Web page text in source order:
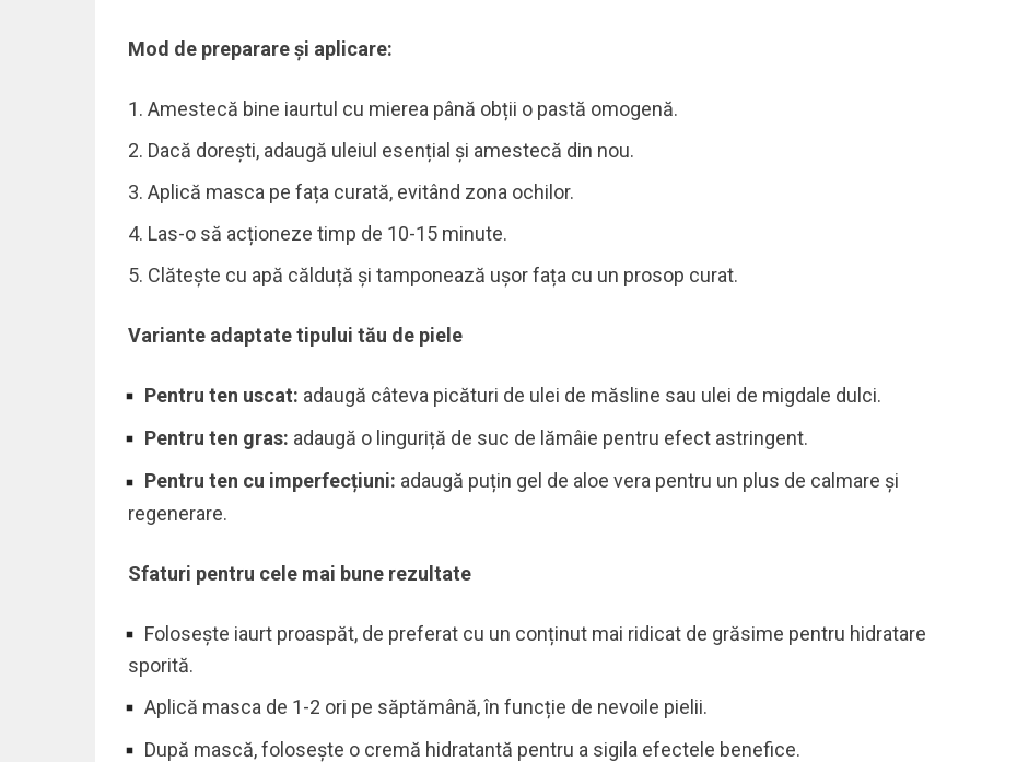
Mod de preparare și aplicare:
Amestecă bine iaurtul cu mierea până obții o pastă omogenă.
Dacă dorești, adaugă uleiul esențial și amestecă din nou.
Aplică masca pe fața curată, evitând zona ochilor.
Las-o să acționeze timp de 10-15 minute.
Clătește cu apă călduță și tamponează ușor fața cu un prosop curat.
Variante adaptate tipului tău de piele
Pentru ten uscat: adaugă câteva picături de ulei de măsline sau ulei de migdale dulci.
Pentru ten gras: adaugă o linguriță de suc de lămâie pentru efect astringent.
Pentru ten cu imperfecțiuni: adaugă puțin gel de aloe vera pentru un plus de calmare și
regenerare.
Sfaturi pentru cele mai bune rezultate
Folosește iaurt proaspăt, de preferat cu un conținut mai ridicat de grăsime pentru hidratare
sporită.
Aplică masca de 1-2 ori pe săptămână, în funcție de nevoile pielii.
După mască, folosește o cremă hidratantă pentru a sigila efectele benefice.